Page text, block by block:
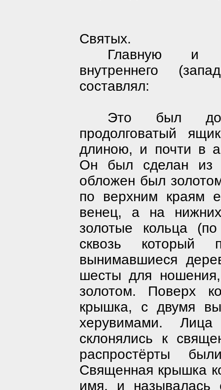
Святых.
Главную и
внутреннего
составлял:
Это был
продолговатый
длиною, и почти в
Он был сделан из
обложен был
по верхним краям
венец, а на
золотые кольца
сквозь который
вынимавшиеся
шесты для
золотом. Поверх
крышка, с двумя
херувимами.
Лица
склонялись к
распростёрты
Священная крышка
имя, и называлась